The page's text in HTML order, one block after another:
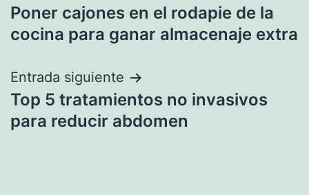
de
Poner cajones en el rodapie de la
cocina para ganar almacenaje extra
Entrada siguiente
Top 5 tratamientos no invasivos
para reducir abdomen